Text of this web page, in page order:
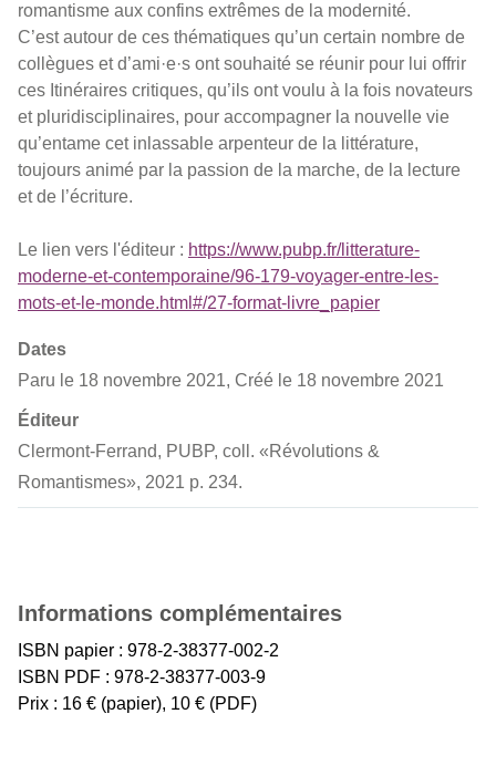
romantisme aux confins extrêmes de la modernité.
C’est autour de ces thématiques qu’un certain nombre de
collègues et d’ami·e·s ont souhaité se réunir pour lui offrir
ces Itinéraires critiques, qu’ils ont voulu à la fois novateurs
et pluridisciplinaires, pour accompagner la nouvelle vie
qu’entame cet inlassable arpenteur de la littérature,
toujours animé par la passion de la marche, de la lecture
et de l’écriture.
Le lien vers l'éditeur : https://www.pubp.fr/litterature-
moderne-et-contemporaine/96-179-voyager-entre-les-
mots-et-le-monde.html#/27-format-livre_papier
Dates
Paru le 18 novembre 2021, Créé le 18 novembre 2021
Éditeur
Clermont-Ferrand, PUBP, coll. «Révolutions &
Romantismes», 2021 p. 234.
Informations complémentaires
ISBN papier : 978-2-38377-002-2
ISBN PDF : 978-2-38377-003-9
Prix : 16 € (papier), 10 € (PDF)